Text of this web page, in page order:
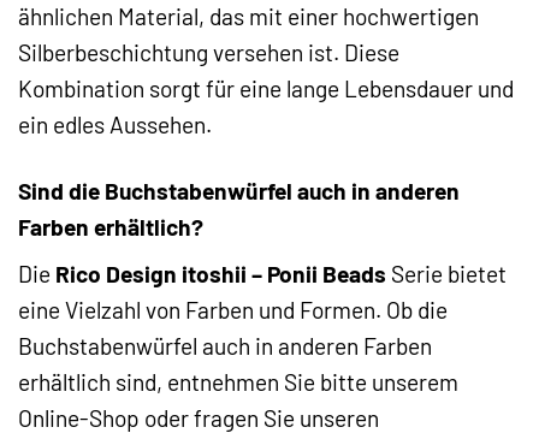
ähnlichen Material, das mit einer hochwertigen
Silberbeschichtung versehen ist. Diese
Kombination sorgt für eine lange Lebensdauer und
ein edles Aussehen.
Sind die Buchstabenwürfel auch in anderen
Farben erhältlich?
Die Rico Design itoshii – Ponii Beads Serie bietet
eine Vielzahl von Farben und Formen. Ob die
Buchstabenwürfel auch in anderen Farben
erhältlich sind, entnehmen Sie bitte unserem
Online-Shop oder fragen Sie unseren